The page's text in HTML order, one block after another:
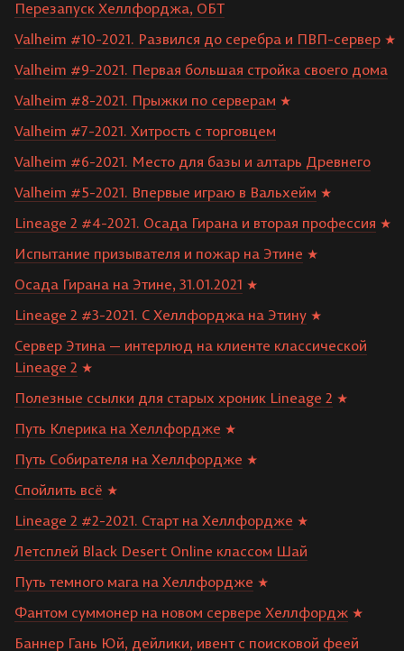
Перезапуск Хеллфорджа, ОБТ
Valheim #10-2021. Развился до серебра и ПВП-сервер
Valheim #9-2021. Первая большая стройка своего дома
Valheim #8-2021. Прыжки по серверам
Valheim #7-2021. Хитрость с торговцем
Valheim #6-2021. Место для базы и алтарь Древнего
Valheim #5-2021. Впервые играю в Вальхейм
Lineage 2 #4-2021. Осада Гирана и вторая профессия
Испытание призывателя и пожар на Этине
Осада Гирана на Этине, 31.01.2021
Lineage 2 #3-2021. С Хеллфорджа на Этину
Сервер Этина — интерлюд на клиенте классической
Lineage 2
Полезные ссылки для старых хроник Lineage 2
Путь Клерика на Хеллфордже
Путь Собирателя на Хеллфордже
Спойлить всё
Lineage 2 #2-2021. Старт на Хеллфордже
Летсплей Black Desert Online классом Шай
Путь темного мага на Хеллфордже
Фантом суммонер на новом сервере Хеллфордж
Баннер Гань Юй, дейлики, ивент с поисковой феей